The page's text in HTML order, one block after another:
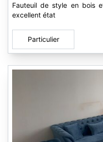
Fauteuil de style en bois
excellent état
Particulier